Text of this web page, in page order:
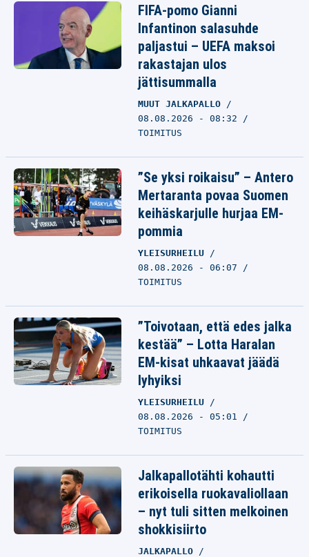
FIFA-pomo Gianni
Infantinon salasuhde
paljastui – UEFA maksoi
rakastajan ulos
jättisummalla
MUUT JALKAPALLO
08.08.2026 - 08:32
TOIMITUS
”Se yksi roikaisu” – Antero
Mertaranta povaa Suomen
keihäskarjulle hurjaa EM-
pommia
YLEISURHEILU
08.08.2026 - 06:07
TOIMITUS
”Toivotaan, että edes jalka
kestää” – Lotta Haralan
EM-kisat uhkaavat jäädä
lyhyiksi
YLEISURHEILU
08.08.2026 - 05:01
TOIMITUS
Jalkapallotähti kohautti
erikoisella ruokavaliollaan
– nyt tuli sitten melkoinen
shokkisiirto
JALKAPALLO